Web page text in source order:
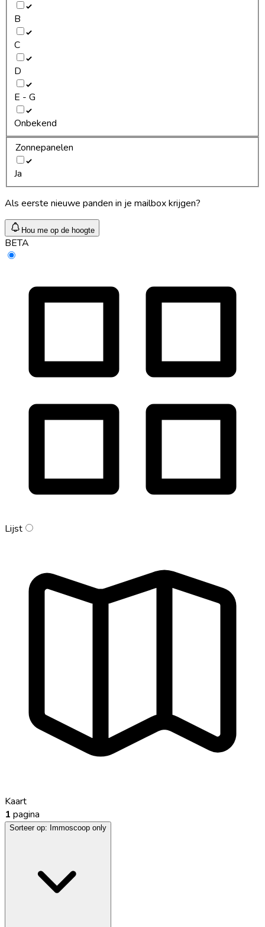
B
C
D
E - G
Onbekend
Zonnepanelen
Ja
Als eerste nieuwe panden in je mailbox krijgen?
Hou me op de hoogte
BETA
Lijst
Kaart
1 pagina
Sorteer op: Immoscoop only